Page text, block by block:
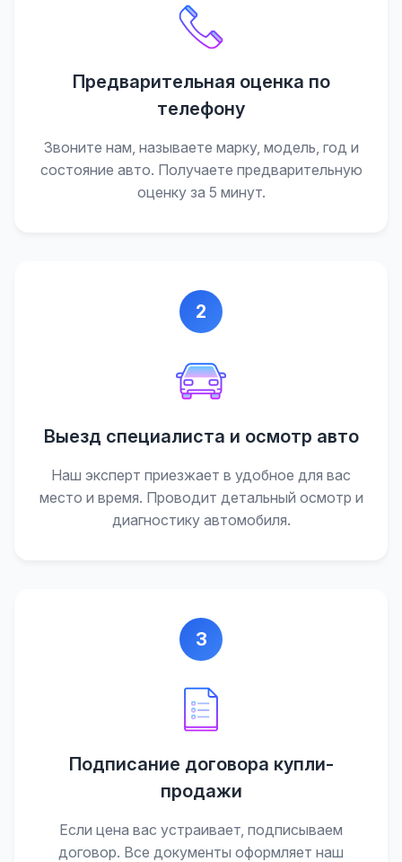
Предварительная оценка по
телефону
Звоните нам, называете марку, модель, год и
состояние авто. Получаете предварительную
оценку за 5 минут.
2
Выезд специалиста и осмотр авто
Наш эксперт приезжает в удобное для вас
место и время. Проводит детальный осмотр и
диагностику автомобиля.
3
Подписание договора купли-
продажи
Если цена вас устраивает, подписываем
договор. Все документы оформляет наш